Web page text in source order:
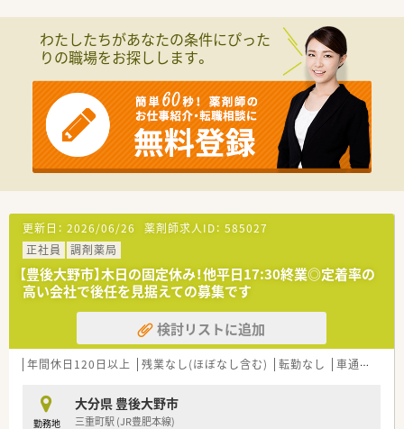
■欠員に伴う募集を行っており、即戦力として活躍できる経験豊
富な薬剤師の方を求めています。
■調剤薬局での実務経験が5年以上ある方や、大手チェーンでの
■将来的に管理職を目指したい方や、認定薬剤師などの資格を持
ちスキルアップに意欲的な方を求めます。
【法人特徴について】
■全国規模で展開する大手グループの一員として、九州エリアで
も強固な経営基盤を築いています。
■地域連携薬局や健康サポート薬局の認定取得を積極的に進め、
■DX推進によりタブレット端末を活用した効率的な業務環境を
整備し、薬剤師の負担軽減を図っています。
【勤務実態について】
■残業代は1分単位で計算され、始業前の準備時間も勤務時間と
してカウントされるため安心です。
■年間休日は120日以上あり、有給休暇の平均取得日数も多めで
しっかりと休みを取ることができます。
■産前産後休業や育児休業の取得実績も豊富で、子育て世代の方
も安心して長く働ける環境です。
わたしたちがあなたの条件にぴった
りの職場をお探しします。
更新日： 2026/06/26 薬剤師求人ID： 585027
正社員
調剤薬局
【豊後大野市】木日の固定休み！他平日17:30終業◎定着率の
高い会社で後任を見据えての募集です
検討リストに追加
年間休日120日以上 残業なし(ほぼなし含む) 転勤なし 車通勤可
勤務地
大分県 豊後大野市
三重町駅 (JR豊肥本線)